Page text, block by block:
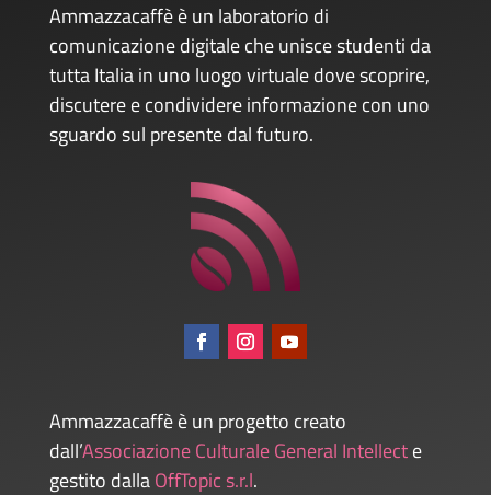
Ammazzacaffè è un laboratorio di
comunicazione digitale che unisce studenti da
tutta Italia in uno luogo virtuale dove scoprire,
discutere e condividere informazione con uno
sguardo sul presente dal futuro.
Ammazzacaffè è un progetto creato
dall’Associazione Culturale General Intellecte
gestito dallaOffTopic s.r.l.